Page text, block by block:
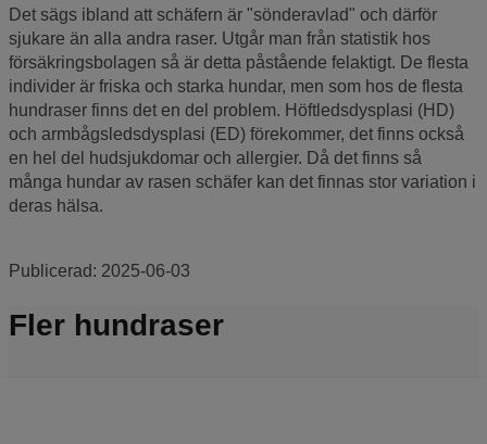
Det sägs ibland att schäfern är "sönderavlad" och därför
sjukare än alla andra raser. Utgår man från statistik hos
försäkringsbolagen så är detta påstående felaktigt. De flesta
individer är friska och starka hundar, men som hos de flesta
hundraser finns det en del problem. Höftledsdysplasi (HD)
och armbågsledsdysplasi (ED) förekommer, det finns också
en hel del hudsjukdomar och allergier. Då det finns så
många hundar av rasen schäfer kan det finnas stor variation i
deras hälsa.
Publicerad: 2025-06-03
Fler hundraser